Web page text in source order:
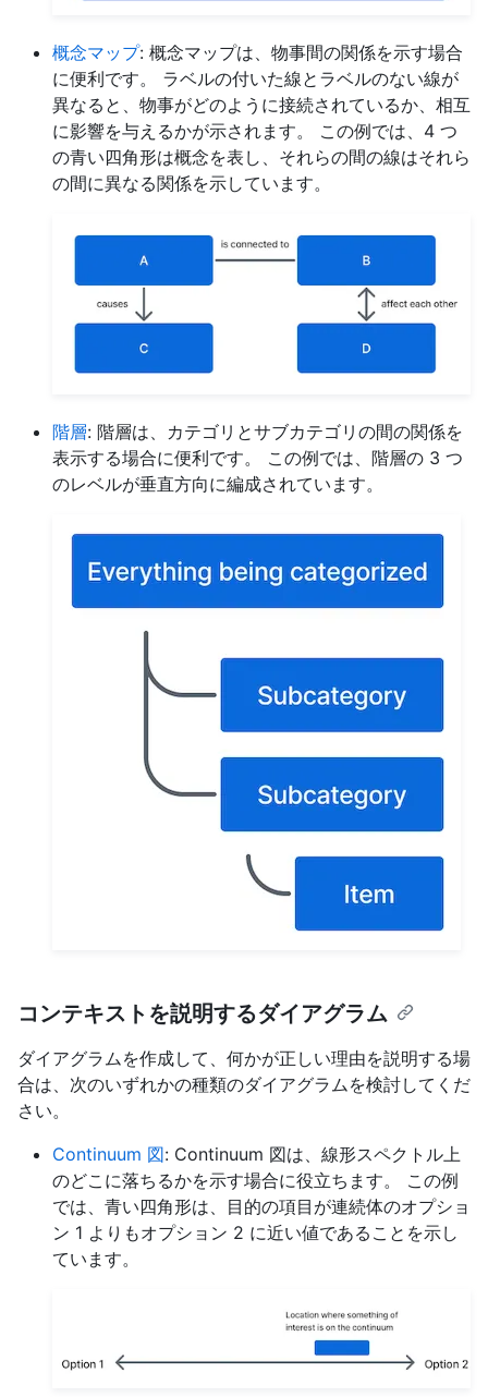
概念マップ: 概念マップは、物事間の関係を示す場合
に便利です。 ラベルの付いた線とラベルのない線が
異なると、物事がどのように接続されているか、相互
に影響を与えるかが示されます。 この例では、4 つ
の青い四角形は概念を表し、それらの間の線はそれら
の間に異なる関係を示しています。
階層: 階層は、カテゴリとサブカテゴリの間の関係を
表示する場合に便利です。 この例では、階層の 3 つ
のレベルが垂直方向に編成されています。
コンテキストを説明するダイアグラム
ダイアグラムを作成して、何かが正しい理由を説明する場
合は、次のいずれかの種類のダイアグラムを検討してくだ
さい。
Continuum 図: Continuum 図は、線形スペクトル上
のどこに落ちるかを示す場合に役立ちます。 この例
では、青い四角形は、目的の項目が連続体のオプショ
ン 1 よりもオプション 2 に近い値であることを示し
ています。